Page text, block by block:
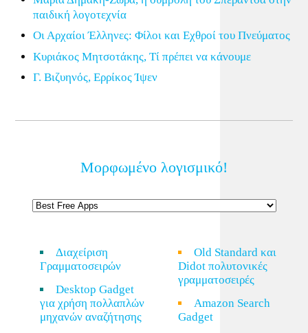
παιδική λογοτεχνία
Οι Αρχαίοι Έλληνες: Φίλοι και Εχθροί του Πνεύματος
Κυριάκος Μητσοτάκης, Τί πρέπει να κάνουμε
Γ. Βιζυηνός, Ερρίκος Ίψεν
Μορφωμένο λογισμικό!
Διαχείριση
Γραμματοσειρών
Desktop Gadget
για χρήση πολλαπλών
μηχανών αναζήτησης
Old Standard και
Didot πολυτονικές
γραμματοσειρές
Amazon Search
Gadget